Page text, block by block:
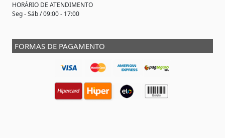
HORÁRIO DE ATENDIMENTO
Seg - Sáb / 09:00 - 17:00
FORMAS DE PAGAMENTO